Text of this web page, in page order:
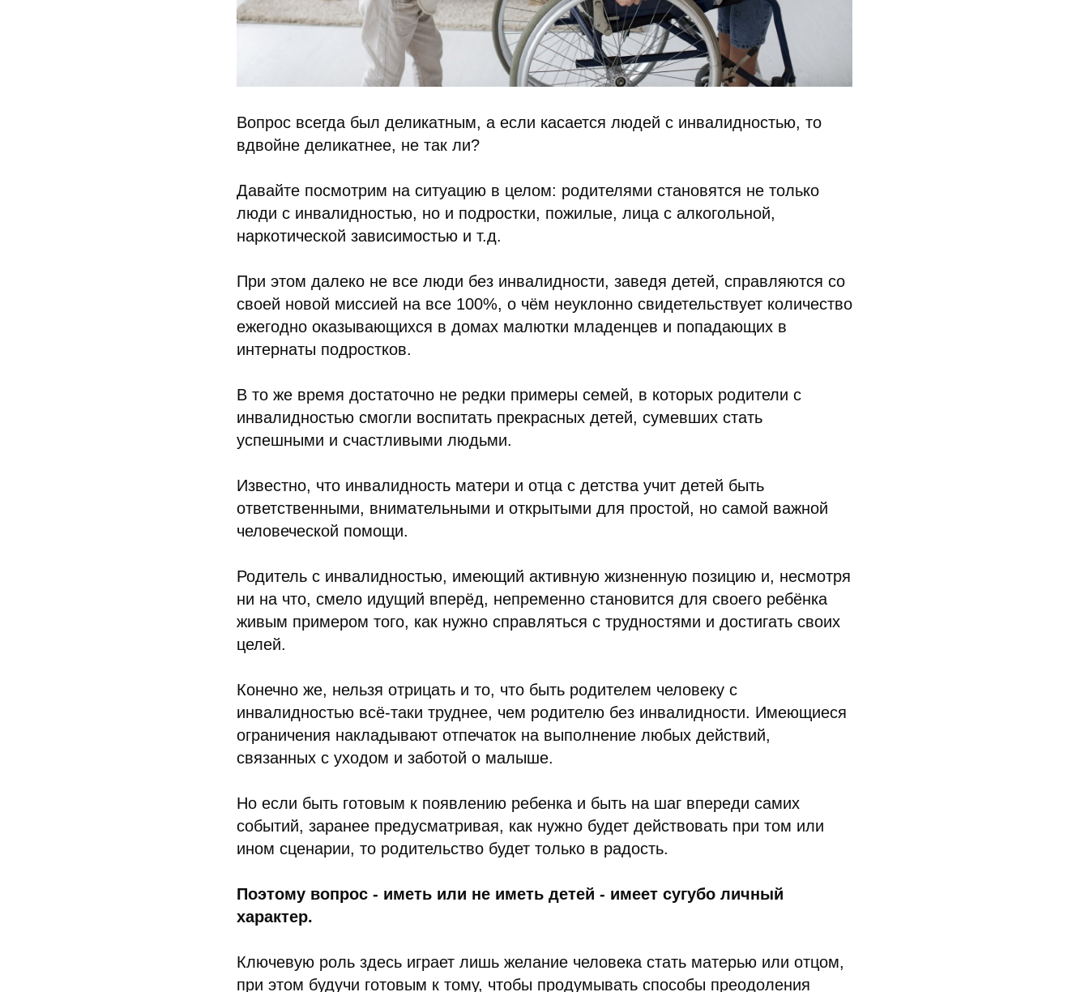
Вопрос всегда был деликатным, а если касается людей с инвалидностью, то
вдвойне деликатнее, не так ли?
Давайте посмотрим на ситуацию в целом: родителями становятся не только
люди с инвалидностью, но и подростки, пожилые, лица с алкогольной,
наркотической зависимостью и т.д.
При этом далеко не все люди без инвалидности, заведя детей, справляются со
своей новой миссией на все 100%, о чём неуклонно свидетельствует количество
ежегодно оказывающихся в домах малютки младенцев и попадающих в
интернаты подростков.
В то же время достаточно не редки примеры семей, в которых родители с
инвалидностью смогли воспитать прекрасных детей, сумевших стать
успешными и счастливыми людьми.
Известно, что инвалидность матери и отца с детства учит детей быть
ответственными, внимательными и открытыми для простой, но самой важной
человеческой помощи.
Родитель с инвалидностью, имеющий активную жизненную позицию и, несмотря
ни на что, смело идущий вперёд, непременно становится для своего ребёнка
живым примером того, как нужно справляться с трудностями и достигать своих
целей.
Конечно же, нельзя отрицать и то, что быть родителем человеку с
инвалидностью всё-таки труднее, чем родителю без инвалидности. Имеющиеся
ограничения накладывают отпечаток на выполнение любых действий,
связанных с уходом и заботой о малыше.
Но если быть готовым к появлению ребенка и быть на шаг впереди самих
событий, заранее предусматривая, как нужно будет действовать при том или
ином сценарии, то родительство будет только в радость.
Поэтому вопрос - иметь или не иметь детей - имеет сугубо личный
характер.
Ключевую роль здесь играет лишь желание человека стать матерью или отцом,
при этом будучи готовым к тому, чтобы продумывать способы преодоления